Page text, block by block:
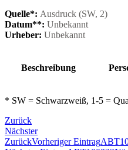
Quelle*: Ausdruck (SW, 2)
Datum**: Unbekannt
Urheber: Unbekannt
Beschreibung
* SW = Schwarzweiß, 1-5 =
Zurück
Nächster
ZurückVorheriger Eintrag